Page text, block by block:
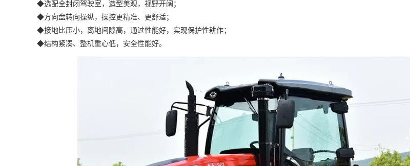
◆选配全封闭驾驶室，造型美观，视野开阔；
◆方向盘转向操纵，操控更精准、更舒适；
◆接地比压小，离地间隙高，通过性能好，实现保护性耕作；
◆结构紧凑、整机重心低，安全性能好。